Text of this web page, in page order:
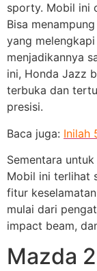
sporty. Mobil ini
Bisa
yang
menjadikannya
ini, Honda Jazz
terbuka dan
presisi.
Baca juga: Inilah
Sementara
Mobil ini terlihat
fitur
mulai dari
impact beam,
Mazda 2